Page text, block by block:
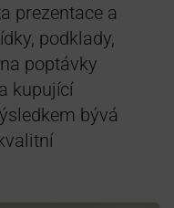
prezentace a
podklady,
poptávky
kupující
bývá